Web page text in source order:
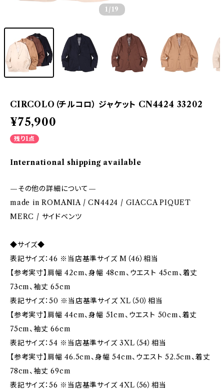
1 /19
CIRCOLO（チルコロ） ジャケット CN4424 33202
¥75,900
残り1点
International shipping available
—その他の詳細について—
made in ROMANIA / CN4424 / GIACCA PIQUET
MERC / サイドベンツ
◆サイズ◆
表記サイズ：46 ※当店基準サイズ M（46）相当
【参考実寸】肩幅 42cm、身幅 48cm、ウエスト 45cm、着丈
73cm、袖丈 65cm
表記サイズ：50 ※当店基準サイズ XL（50）相当
【参考実寸】肩幅 44cm、身幅 51cm、ウエスト 50cm、着丈
75cm、袖丈 66cm
表記サイズ：54 ※当店基準サイズ 3XL（54）相当
【参考実寸】肩幅 46.5cm、身幅 54cm、ウエスト 52.5cm、着丈
78cm、袖丈 69cm
表記サイズ：56 ※当店基準サイズ 4XL（56）相当